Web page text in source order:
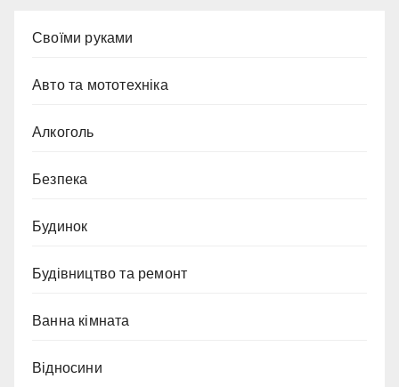
Cвоїми руками
Авто та мототехніка
Алкоголь
Безпека
Будинок
Будівництво та ремонт
Ванна кімната
Відносини